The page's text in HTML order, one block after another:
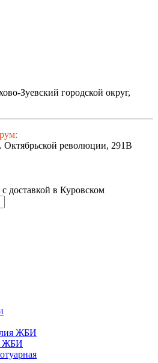
Зуевский городской округ,
революции, 291В
доставкой в Куровском
ЖБИ